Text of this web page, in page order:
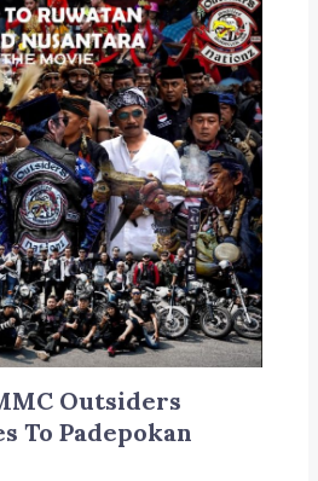
Outsiders
To Padepokan